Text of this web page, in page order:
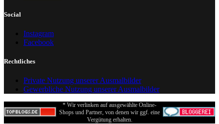
Social
Instagram
Facebook
Rechtliches
Private Nutzung unserer Ausmalbilder
Gewerbliche Nutzung unserer Ausmalbilder
* Wir verlinken auf ausgewählte Online-
Shops und Partner, von denen wir ggf. eine
Vergütung erhalten.